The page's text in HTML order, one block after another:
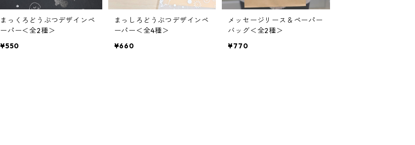
まっくろどうぶつデザインペ
ーパー＜全2種＞
¥550
まっしろどうぶつデザインペ
ーパー＜全4種＞
¥660
メッセージリース＆ペーパー
バッグ＜全2種＞
¥770